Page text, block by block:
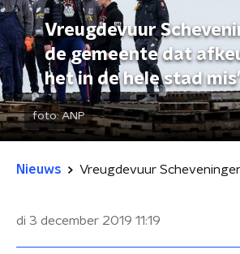
Vreugdevuur
de gemeente dat
het in de hele stad mis'
foto:ANP
Nieuws
di 3 december 2019 11:19